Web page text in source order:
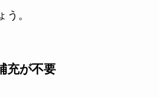
。
充が不要